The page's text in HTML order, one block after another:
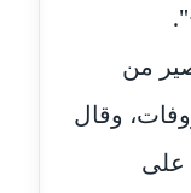
من
وقال
على